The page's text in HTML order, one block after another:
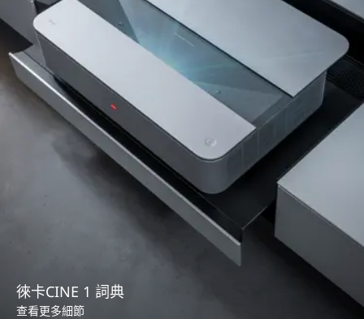
徠卡CINE 1 詞典
查看更多細節